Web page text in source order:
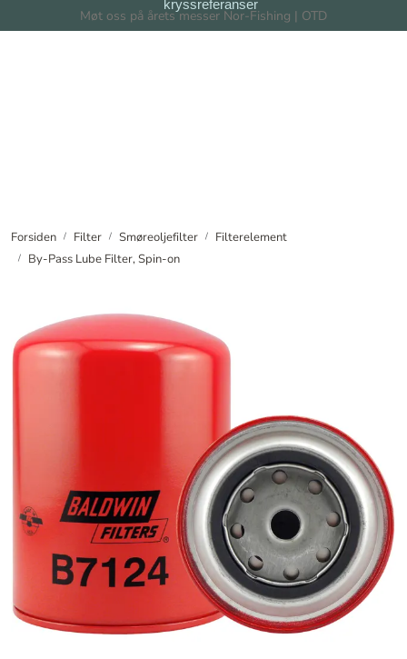
Skip to main contentMøt oss på årets messer Nor-Fishing | OTD
kryssreferanser
Forsiden Filter Smøreoljefilter
Filterelement
By-Pass Lube Filter, Spin-on